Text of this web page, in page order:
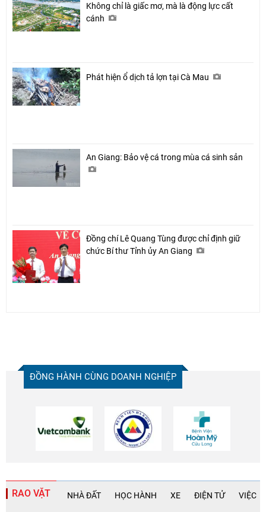
Không chỉ là giấc mơ, mà là động lực cất
cánh
Phát hiện ổ dịch tả lợn tại Cà Mau
An Giang: Bảo vệ cá trong mùa cá sinh sản
Đồng chí Lê Quang Tùng được chỉ định giữ
chức Bí thư Tỉnh ủy An Giang
ĐỒNG HÀNH CÙNG DOANH NGHIỆP
RAO VẶT NHÀ ĐẤT HỌC HÀNH XE ĐIỆN TỬ VIỆC